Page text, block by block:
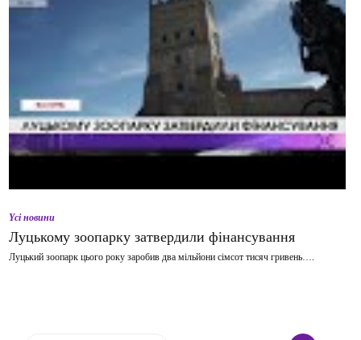
Yсі новини
Луцькому зоопарку затвердили фінансування
Луцький зоопарк цього року заробив два мільйони сімсот тисяч гривень….